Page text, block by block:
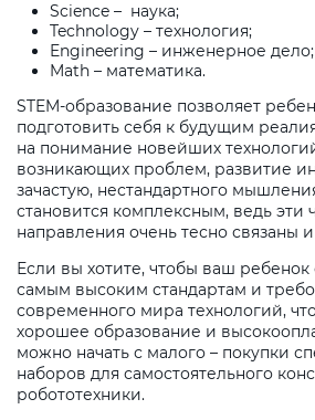
Science – наука;
Technology – технология;
Engineering – инженерное дело;
Math – математика.
STEM-образование позволяет
подготовить себя к будущим
на понимание новейших
возникающих проблем, развитие
зачастую, нестандартного
становится комплексным, ведь эти
направления очень тесно связаны
Если вы хотите, чтобы ваш ребенок
самым высоким стандартам и
современного мира технологий,
хорошее образование и
можно начать с малого – покупки
наборов для самостоятельного
робототехники.